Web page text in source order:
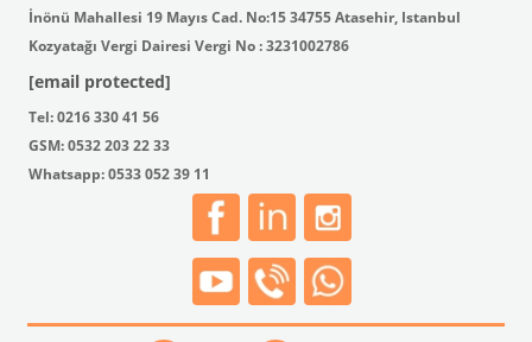
İnönü Mahallesi 19 Mayıs Cad. No:15 34755 Atasehir, Istanbul
Kozyatağı Vergi Dairesi Vergi No : 3231002786
[email protected]
Tel: 0216 330 41 56
GSM: 0532 203 22 33
Whatsapp: 0533 052 39 11